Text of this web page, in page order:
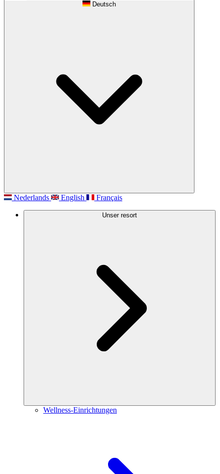
Deutsch
Nederlands English Français
Unser resort
Wellness-Einrichtungen